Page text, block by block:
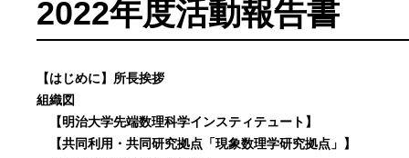
2022年度活動報告書
【はじめに】所長挨拶
組織図
【明治大学先端数理科学インスティテュート】
【共同利用・共同研究拠点「現象数理学研究拠点」】